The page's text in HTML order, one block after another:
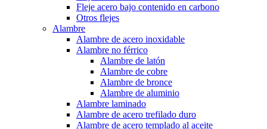
Fleje acero bajo contenido en carbono
Otros flejes
Alambre
Alambre de acero inoxidable
Alambre no férrico
Alambre de latón
Alambre de cobre
Alambre de bronce
Alambre de aluminio
Alambre laminado
Alambre de acero trefilado duro
Alambre de acero templado al aceite